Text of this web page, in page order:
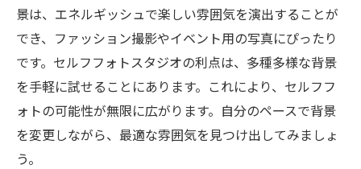
景は、エネルギッシュで楽しい雰囲気を演出することが
でき、ファッション撮影やイベント用の写真にぴったり
です。セルフフォトスタジオの利点は、多種多様な背景
を手軽に試せることにあります。これにより、セルフフ
ォトの可能性が無限に広がります。自分のペースで背景
を変更しながら、最適な雰囲気を見つけ出してみましょ
う。